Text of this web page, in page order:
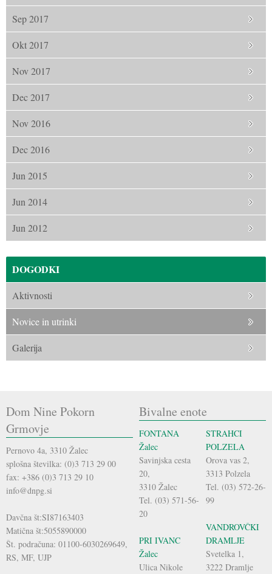
Sep 2017
Okt 2017
Nov 2017
Dec 2017
Nov 2016
Dec 2016
Jun 2015
Jun 2014
Jun 2012
DOGODKI
Aktivnosti
Novice in utrinki
Galerija
Dom Nine Pokorn
Grmovje
Pernovo 4a, 3310 Žalec
splošna številka: (0)3 713 29 00
fax: +386 (0)3 713 29 10
info@dnpg.si
Davčna št:SI87163403
Matična št:5055890000
Št. podračuna: 01100-6030269649,
RS, MF, UJP
Bivalne enote
FONTANA
Žalec
Savinjska cesta
20,
3310 Žalec
Tel. (03) 571-56-
20
PRI IVANC
Žalec
Ulica Nikole
STRAHCI
POLZELA
Orova vas 2,
3313 Polzela
Tel. (03) 572-26-
99
VANDROVČKI
DRAMLJE
Svetelka 1,
3222 Dramlje